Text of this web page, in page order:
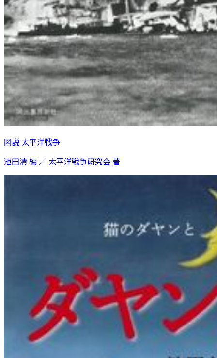
図説 太平洋戦争
池田清 編 ／ 太平洋戦争研究会 著